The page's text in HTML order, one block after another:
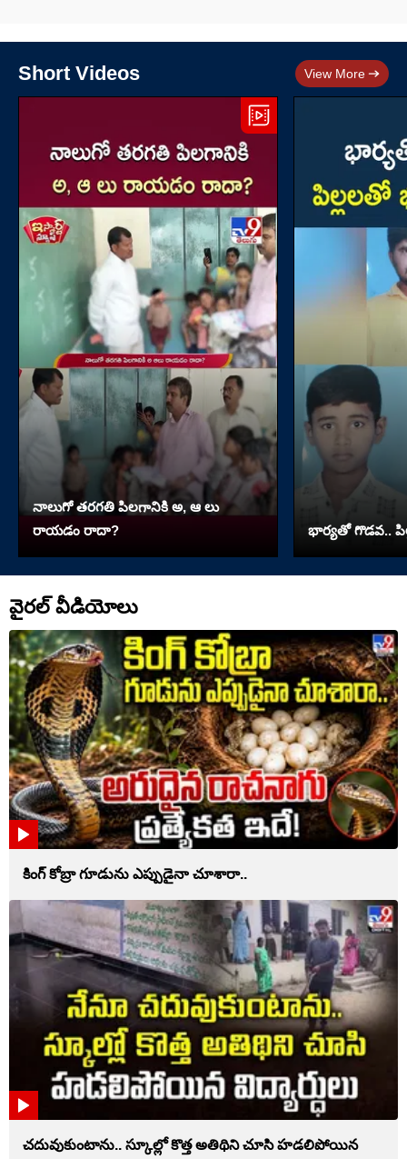
Short Videos View More
నాలుగో త‌ర‌గతి పిలగానికి అ, ఆ లు
రాయ‌డం రాదా?
భార్యతో గొడవ..
వైరల్ వీడియోలు
కింగ్ కోబ్రా గూడును ఎప్పుడైనా చూశారా..
చదువుకుంటాను.. స్కూల్లో కొత్త అతిథిని చూసి హడలిపోయిన